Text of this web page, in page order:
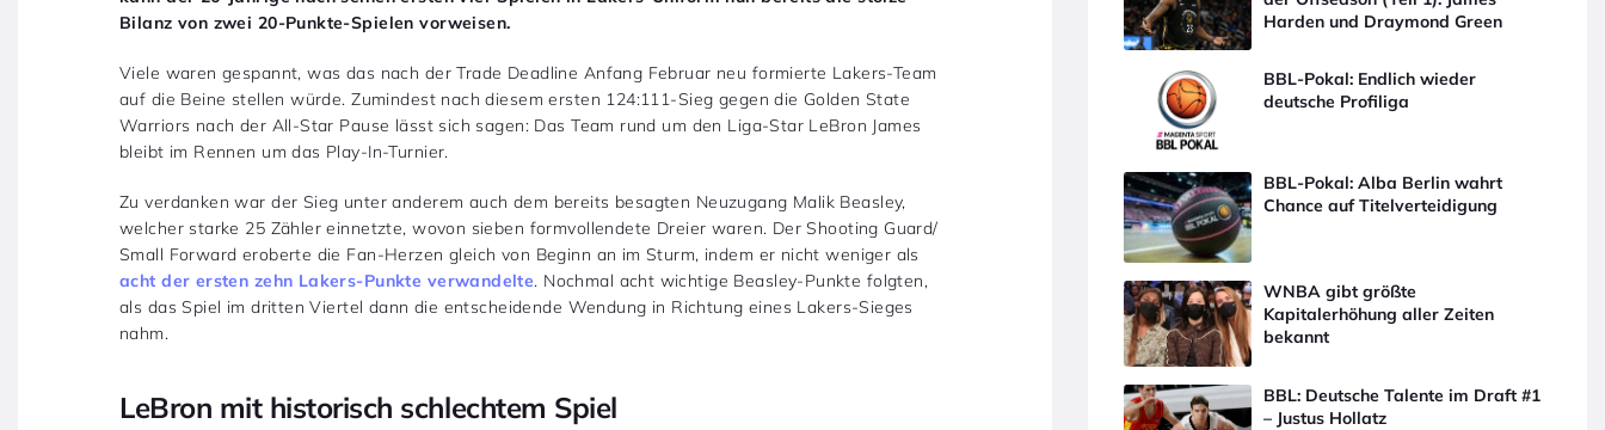
Bilanz von zwei 20-Punkte-Spielen vorweisen.
Viele waren gespannt, was das nach der Trade Deadline Anfang Februar neu formierte Lakers-Team
auf die Beine stellen würde. Zumindest nach diesem ersten 124:111-Sieg gegen die Golden State
Warriors nach der All-Star Pause lässt sich sagen: Das Team rund um den Liga-Star LeBron James
bleibt im Rennen um das Play-In-Turnier.
Zu verdanken war der Sieg unter anderem auch dem bereits besagten Neuzugang Malik Beasley,
welcher starke 25 Zähler einnetzte, wovon sieben formvollendete Dreier waren. Der Shooting Guard/
Small Forward eroberte die Fan-Herzen gleich von Beginn an im Sturm, indem er nicht weniger als
acht der ersten zehn Lakers-Punkte verwandelte. Nochmal acht wichtige Beasley-Punkte folgten,
als das Spiel im dritten Viertel dann die entscheidende Wendung in Richtung eines Lakers-Sieges
nahm.
LeBron mit historisch schlechtem Spiel
Harden und Draymond Green
BBL-Pokal: Endlich wieder
deutsche Profiliga
BBL-Pokal: Alba Berlin wahrt
Chance auf Titelverteidigung
WNBA gibt größte
Kapitalerhöhung aller Zeiten
bekannt
BBL: Deutsche Talente im Draft #1
– Justus Hollatz